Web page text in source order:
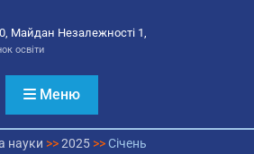
Майдан Незалежності 1,
освіти
Меню
науки >>2025>> Січень